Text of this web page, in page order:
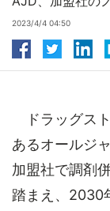
2023/4/4 04:50
ドラッグス
あるオールジ
加盟社で調剤
踏まえ、2030